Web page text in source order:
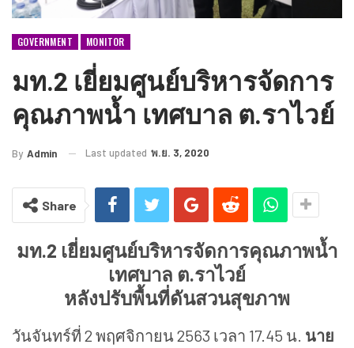
GOVERNMENT MONITOR
มท.2 เยี่ยมศูนย์บริหารจัดการ
คุณภาพน้ำ เทศบาล ต.ราไวย์
By Admin Last updated พ.ย. 3, 2020
Share
มท.2 เยี่ยมศูนย์บริหารจัดการคุณภาพน้ำ
เทศบาล ต.ราไวย์
หลังปรับพื้นที่ดันสวนสุขภาพ
วันจันทร์ที่ 2 พฤศจิกายน 2563 เวลา 17.45 น. นาย